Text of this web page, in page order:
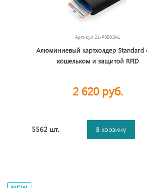
Артикул 21-P850.341
Алюминиевый картхолдер Standard
кошельком и защитой RFID
2 620 руб.
5562 шт. В корзину